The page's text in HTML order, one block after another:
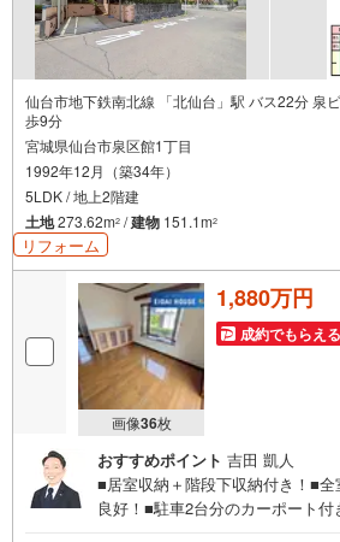
仙台市地下鉄南北線 「北仙台」駅 バス22分 泉
歩9分
宮城県仙台市泉区館1丁目
1992年12月（築34年）
5LDK / 地上2階建
土地273.62m2 /建物 151.1m2
リフォーム
画像36枚
1,880万円
成約でもらえる
おすすめポイント 吉田 凱人
■居室収納＋階段下収納付き！■全
良好！■駐車2台分のカーポート